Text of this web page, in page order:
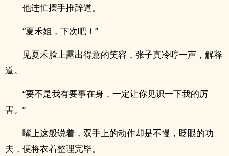
他连忙摆手推辞道。
“夏禾姐，下次吧！”
见夏禾脸上露出得意的笑容，张子真冷哼一声，解释
道。
“要不是我有要事在身，一定让你见识一下我的厉
害。”
嘴上这般说着，双手上的动作却是不慢，眨眼的功
夫，便将衣着整理完毕。